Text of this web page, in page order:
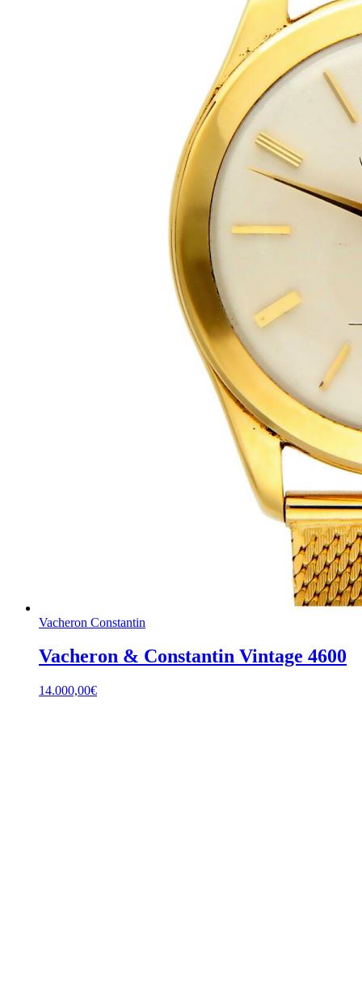
Vacheron Constantin
Vacheron & Constantin Vintage 4600
14.000,00€